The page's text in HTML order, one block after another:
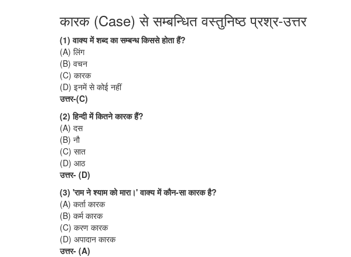
कारक (Case) से सम्बन्धित वस्तुनिष्ठ प्रश्र-उत्तर
(1) वाक्य में शब्द का सम्बन्ध किससे होता हैं?
(A) लिंग
(B) वचन
(C) कारक
(D) इनमें से कोई नहीं
उत्तर-(C)
(2) हिन्दी में कितने कारक हैं?
(A) दस
(B) नौ
(C) सात
(D) आठ
उत्तर- (D)
(3) 'राम ने श्याम को मारा।' वाक्य में कौन-सा कारक है?
(A) कर्ता कारक
(B) कर्म कारक
(C) करण कारक
(D) अपादान कारक
उत्तर- (A)